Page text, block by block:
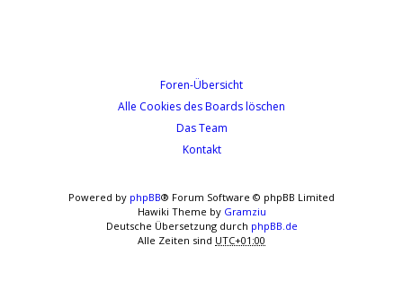
Foren-Übersicht
Alle Cookies des Boards löschen
Das Team
Kontakt
Powered by phpBB® Forum Software © phpBB Limited
Hawiki Theme by Gramziu
Deutsche Übersetzung durch phpBB.de
Alle Zeiten sind UTC+01:00